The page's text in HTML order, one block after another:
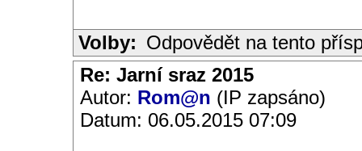
Volby: Odpovědět na tento
Re: Jarní sraz 2015
Autor: Rom@n (IP zapsáno)
Datum: 06.05.2015 07:09